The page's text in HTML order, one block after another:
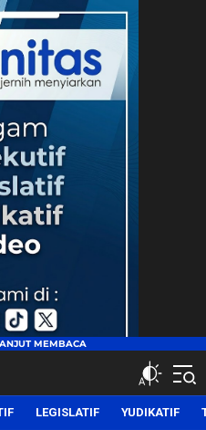
LEGISLATIF YUDIKATIF